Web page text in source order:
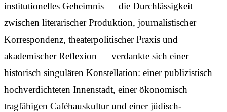
institutionelles Geheimnis — die Durchlässigkeit
zwischen literarischer Produktion, journalistischer
Korrespondenz, theaterpolitischer Praxis und
akademischer Reflexion — verdankte sich einer
historisch singulären Konstellation: einer publizistisch
hochverdichteten Innenstadt, einer ökonomisch
tragfähigen Caféhauskultur und einer jüdisch-